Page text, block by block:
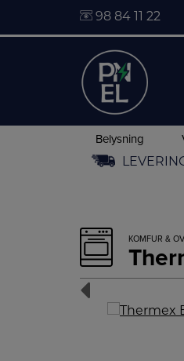
98 84 11 22
Belysning
KOMFUR &